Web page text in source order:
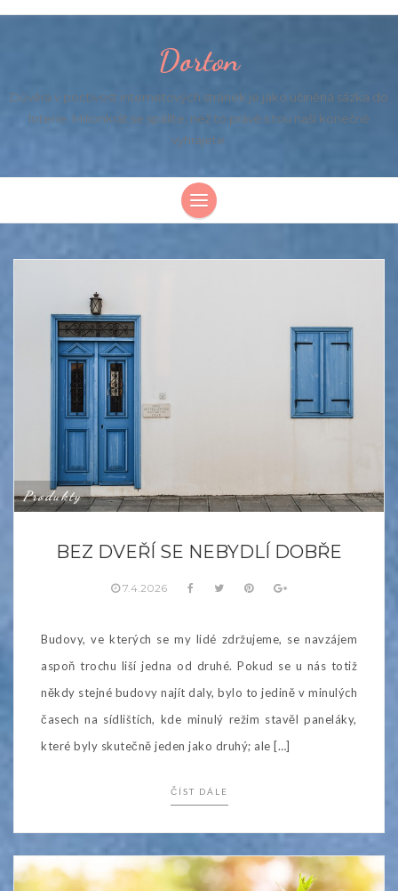
Dorton
Důvěra v poctivost internetových stránek je jako učiněná sázka do
loterie. Milionkrát se spálíte, než to právě s tou naší konečně
vyhrajete.
Produkty
BEZ DVEŘÍ SE NEBYDLÍ DOBŘE
7.4.2026
Budovy, ve kterých se my lidé zdržujeme, se navzájem
aspoň trochu liší jedna od druhé. Pokud se u nás totiž
někdy stejné budovy najít daly, bylo to jedině v minulých
časech na sídlištích, kde minulý režim stavěl paneláky,
které byly skutečně jeden jako druhý; ale […]
ČÍST DÁLE